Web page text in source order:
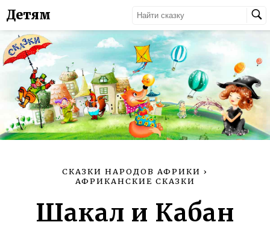
Детям
СКАЗКИ НАРОДОВ АФРИКИ ›
АФРИКАНСКИЕ СКАЗКИ
Шакал и Кабан